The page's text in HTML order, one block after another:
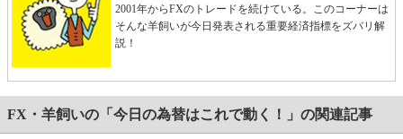
2001年からFXのトレードを続けている。このコーナーは
そんな羊飼いが今日発表される重要経済指標をズバリ解
説！
FX・羊飼いの「今日の為替はこれで動く！」の関連記事